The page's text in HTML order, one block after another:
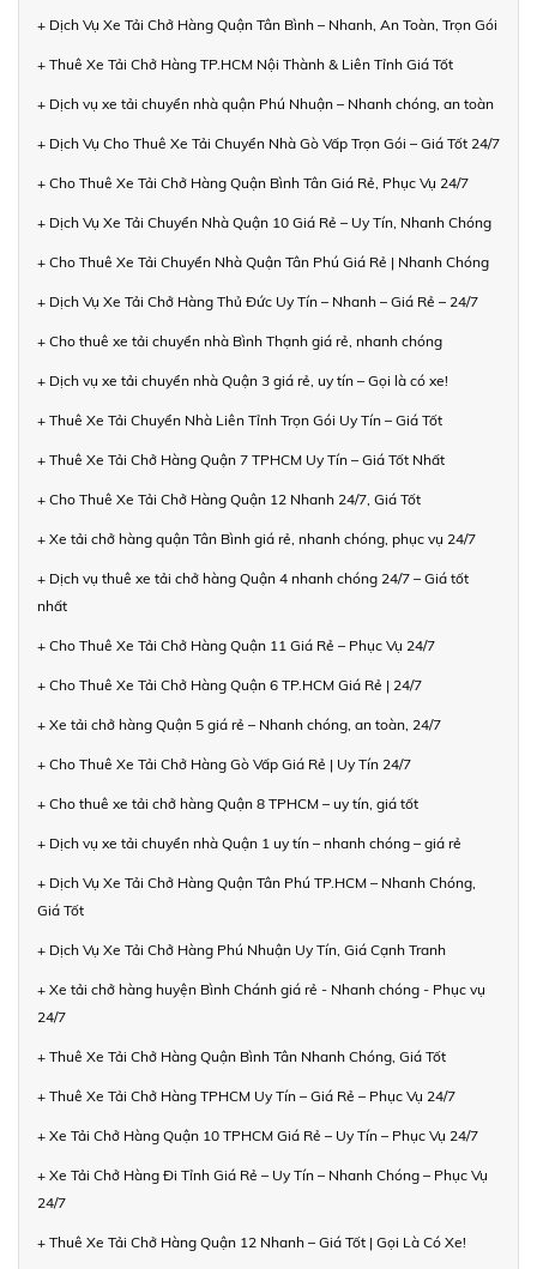
+ Dịch Vụ Xe Tải Chở Hàng Quận Tân Bình – Nhanh, An Toàn, Trọn Gói
+ Thuê Xe Tải Chở Hàng TP.HCM Nội Thành & Liên Tỉnh Giá Tốt
+ Dịch vụ xe tải chuyển nhà quận Phú Nhuận – Nhanh chóng, an toàn
+ Dịch Vụ Cho Thuê Xe Tải Chuyển Nhà Gò Vấp Trọn Gói – Giá Tốt 24/7
+ Cho Thuê Xe Tải Chở Hàng Quận Bình Tân Giá Rẻ, Phục Vụ 24/7
+ Dịch Vụ Xe Tải Chuyển Nhà Quận 10 Giá Rẻ – Uy Tín, Nhanh Chóng
+ Cho Thuê Xe Tải Chuyển Nhà Quận Tân Phú Giá Rẻ | Nhanh Chóng
+ Dịch Vụ Xe Tải Chở Hàng Thủ Đức Uy Tín – Nhanh – Giá Rẻ – 24/7
+ Cho thuê xe tải chuyển nhà Bình Thạnh giá rẻ, nhanh chóng
+ Dịch vụ xe tải chuyển nhà Quận 3 giá rẻ, uy tín – Gọi là có xe!
+ Thuê Xe Tải Chuyển Nhà Liên Tỉnh Trọn Gói Uy Tín – Giá Tốt
+ Thuê Xe Tải Chở Hàng Quận 7 TPHCM Uy Tín – Giá Tốt Nhất
+ Cho Thuê Xe Tải Chở Hàng Quận 12 Nhanh 24/7, Giá Tốt
+ Xe tải chở hàng quận Tân Bình giá rẻ, nhanh chóng, phục vụ 24/7
+ Dịch vụ thuê xe tải chở hàng Quận 4 nhanh chóng 24/7 – Giá tốt
nhất
+ Cho Thuê Xe Tải Chở Hàng Quận 11 Giá Rẻ – Phục Vụ 24/7
+ Cho Thuê Xe Tải Chở Hàng Quận 6 TP.HCM Giá Rẻ | 24/7
+ Xe tải chở hàng Quận 5 giá rẻ – Nhanh chóng, an toàn, 24/7
+ Cho Thuê Xe Tải Chở Hàng Gò Vấp Giá Rẻ | Uy Tín 24/7
+ Cho thuê xe tải chở hàng Quận 8 TPHCM – uy tín, giá tốt
+ Dịch vụ xe tải chuyển nhà Quận 1 uy tín – nhanh chóng – giá rẻ
+ Dịch Vụ Xe Tải Chở Hàng Quận Tân Phú TP.HCM – Nhanh Chóng,
Giá Tốt
+ Dịch Vụ Xe Tải Chở Hàng Phú Nhuận Uy Tín, Giá Cạnh Tranh
+ Xe tải chở hàng huyện Bình Chánh giá rẻ - Nhanh chóng - Phục vụ
24/7
+ Thuê Xe Tải Chở Hàng Quận Bình Tân Nhanh Chóng, Giá Tốt
+ Thuê Xe Tải Chở Hàng TPHCM Uy Tín – Giá Rẻ – Phục Vụ 24/7
+ Xe Tải Chở Hàng Quận 10 TPHCM Giá Rẻ – Uy Tín – Phục Vụ 24/7
+ Xe Tải Chở Hàng Đi Tỉnh Giá Rẻ – Uy Tín – Nhanh Chóng – Phục Vụ
24/7
+ Thuê Xe Tải Chở Hàng Quận 12 Nhanh – Giá Tốt | Gọi Là Có Xe!